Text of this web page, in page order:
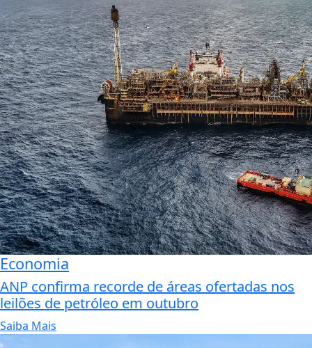
Economia
ANP confirma recorde de áreas ofertadas nos
leilões de petróleo em outubro
Saiba Mais